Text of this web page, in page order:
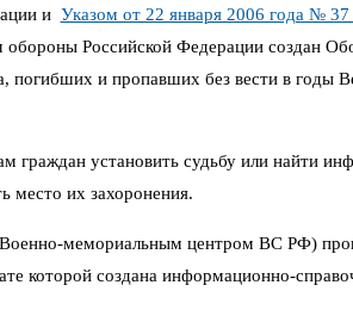
и Указом от 22 января 2006 года №
обороны Российской Федерации создан
и пропавших без вести в годы
граждан установить судьбу или найти
место их захоронения.
мемориальным центром ВС РФ)
которой создана информационно-